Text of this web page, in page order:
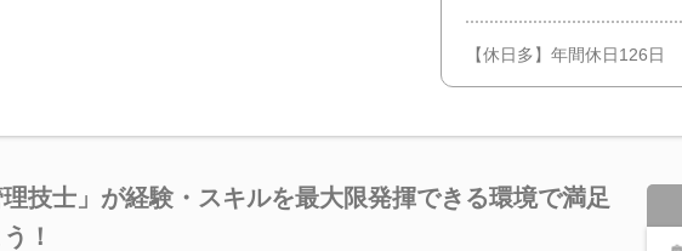
【休日多】年間休日126日
理技士」が経験・スキルを最大限発揮できる環境で満足
！